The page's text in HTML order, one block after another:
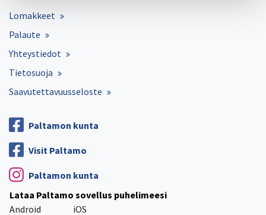
Lomakkeet
Palaute
Yhteystiedot
Tietosuoja
Saavutettavuusseloste
Paltamon kunta
Visit Paltamo
Paltamon kunta
Lataa Paltamo sovellus puhelimeesi
Android
iOS